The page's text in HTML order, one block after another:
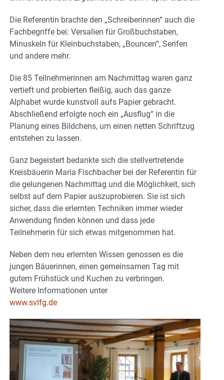
Die Referentin brachte den „Schreiberinnen“ auch die
Fachbegriffe bei: Versalien für Großbuchstaben,
Minuskeln für Kleinbuchstaben, „Bouncen“, Serifen
und andere mehr.
Die 85 Teilnehmerinnen am Nachmittag waren ganz
vertieft und probierten fleißig, auch das ganze
Alphabet wurde kunstvoll aufs Papier gebracht.
Abschließend erfolgte noch ein „Ausflug“ in die
Planung eines Bildchens, um einen netten Schriftzug
entstehen zu lassen.
Ganz begeistert bedankte sich die stellvertretende
Kreisbäuerin Maria Fischbacher bei der Referentin für
die gelungenen Nachmittag und die Möglichkeit, sich
selbst auf dem Papier auszuprobieren. Sie ist sich
sicher, dass die erlernten Techniken immer wieder
Anwendung finden können und dass jede
Teilnehmerin für sich etwas mitgenommen hat.
Neben dem neu erlernten Wissen genossen es die
jungen Bäuerinnen, einen gemeinsamen Tag mit
gutem Frühstück und Kuchen zu verbringen.
Weitere Informationen unter
www.svlfg.de